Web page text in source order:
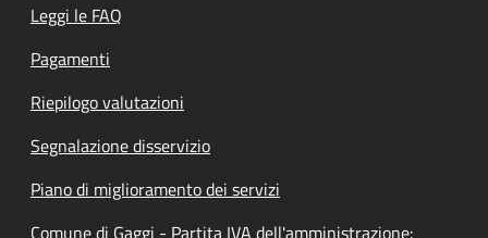
Leggi le FAQ
Pagamenti
Riepilogo valutazioni
Segnalazione disservizio
Piano di miglioramento dei servizi
Comune di Gaggi - Partita IVA dell'amministrazione: